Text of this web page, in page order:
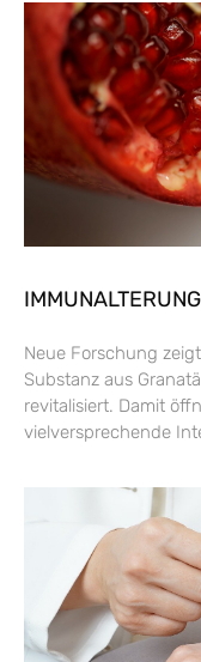
Neue Forschung
Substanz aus
revitalisiert. Damit
vielversprechende